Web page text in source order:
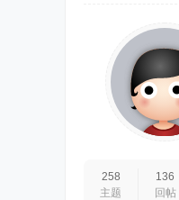
258
主题
136
回帖